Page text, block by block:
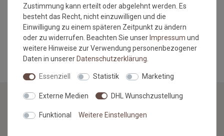
MEHR INFORMATIONEN ZUM EU VERANTWORTLICHEN »
NEWSLETTER
Zustimmung kann erteilt oder abgelehnt werden. Es
besteht das Recht, nicht einzuwilligen und die
Einwilligung zu einem späteren Zeitpunkt zu ändern
oder zu widerrufen. Beachten Sie unser Impressum und
weitere Hinweise zur Verwendung personenbezogener
Daten in unserer Daten­schutz­erklärung
Essenziell Statistik Marketing
Externe Medien DHL Wunschzustellung
Funktional Weitere Einstellungen